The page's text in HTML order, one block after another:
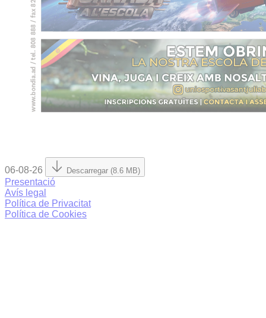
06-08-26 Descarregar (8.6 MB)
Presentació
Avís legal
Política de Privacitat
Política de Cookies